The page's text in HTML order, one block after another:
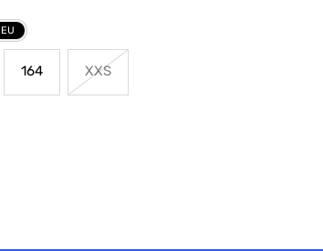
EU
164 XXS